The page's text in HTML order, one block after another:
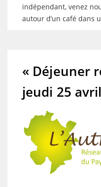
indépendant, venez
autour d’un café dans
« Déjeuner
jeudi 25 avril